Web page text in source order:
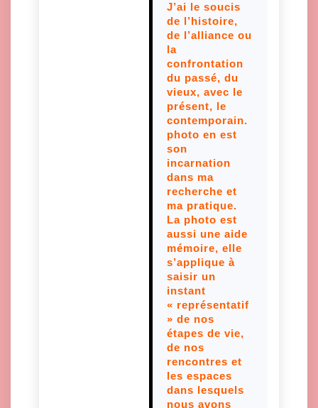
J’ai le soucis
de l’histoire,
de l’alliance ou
la
confrontation
du passé, du
vieux, avec le
présent, le
contemporain.
photo en est
son
incarnation
dans ma
recherche et
ma pratique.
La photo est
aussi une aide
mémoire, elle
s’applique à
saisir un
instant
« représentatif
» de nos
étapes de vie,
de nos
rencontres et
les espaces
dans lesquels
nous avons